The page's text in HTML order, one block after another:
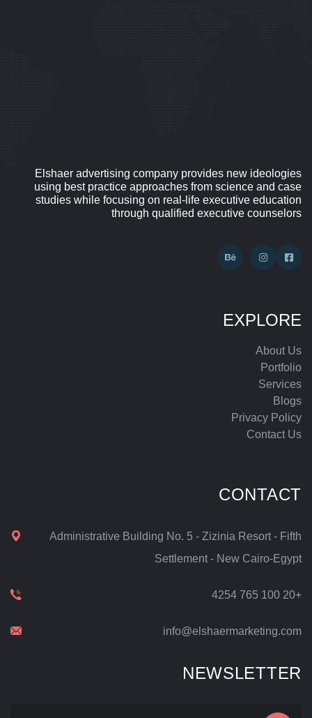
Elshaer advertising company provides new ideologies
using best practice approaches from science and case
studies while focusing on real-life executive education
through qualified executive counselors
EXPLORE
About Us
Portfolio
Services
Blogs
Privacy Policy
Contact Us
CONTACT
Administrative Building No. 5 - Zizinia Resort - Fifth
Settlement - New Cairo-Egypt
+20 100 765 4254
info@elshaermarketing.com
NEWSLETTER